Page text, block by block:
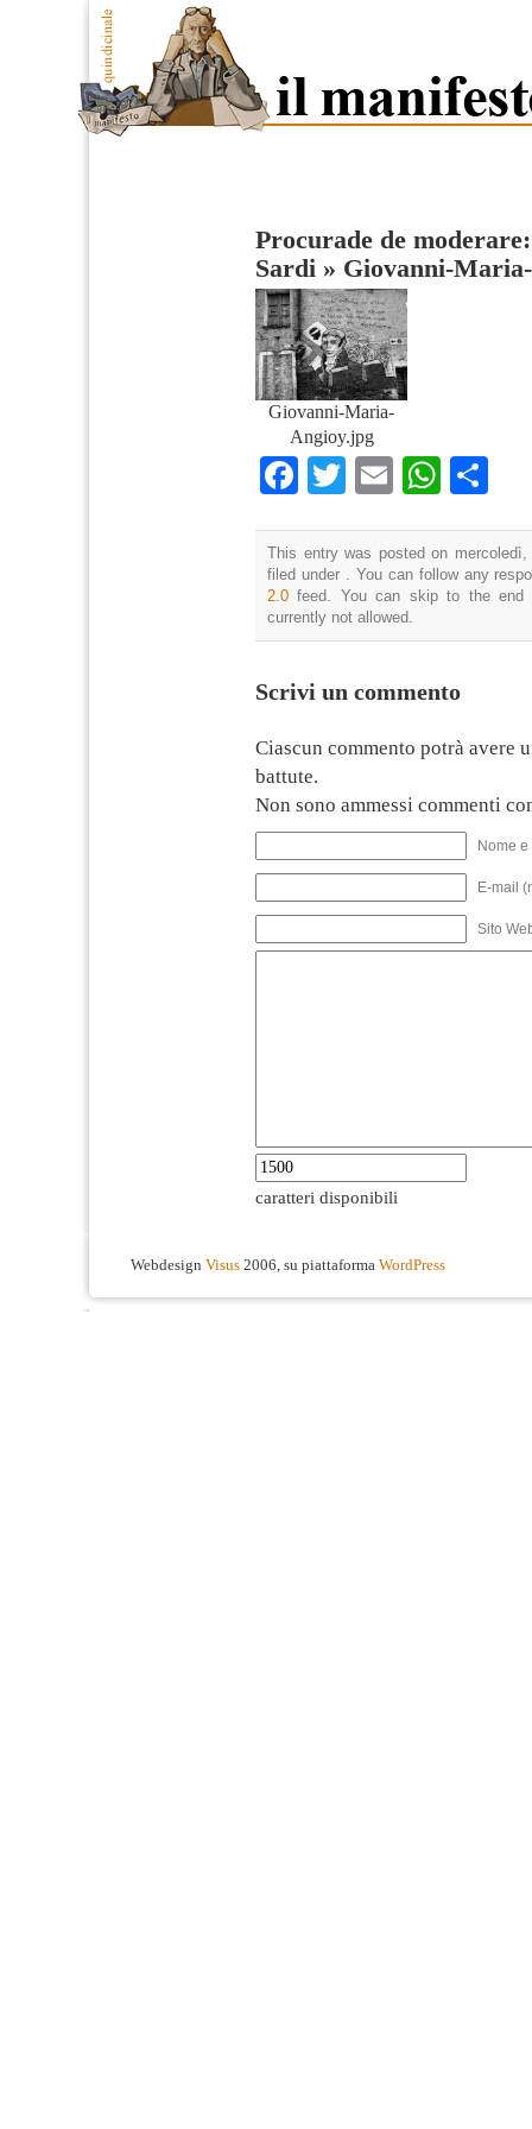
Procurade de
Sardi » Giovanni-
Giovanni-Maria-
Angioy.jpg
Facebook
TwitterEmail
This entry was posted on
filed under . You can follow any
2.0 feed. You can skip to the end
currently not allowed.
Scrivi un commento
Ciascun commento potrà avere
battute.
Non sono ammessi commenti
Nome
E-mail
Sito
caratteri disponibili
Webdesign Visus 2006, su piattaforma WordPress